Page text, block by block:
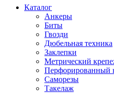
Каталог
Анкеры
Биты
Гвозди
Дюбельная техника
Заклепки
Метрический
Перфорированный
Саморезы
Такелаж